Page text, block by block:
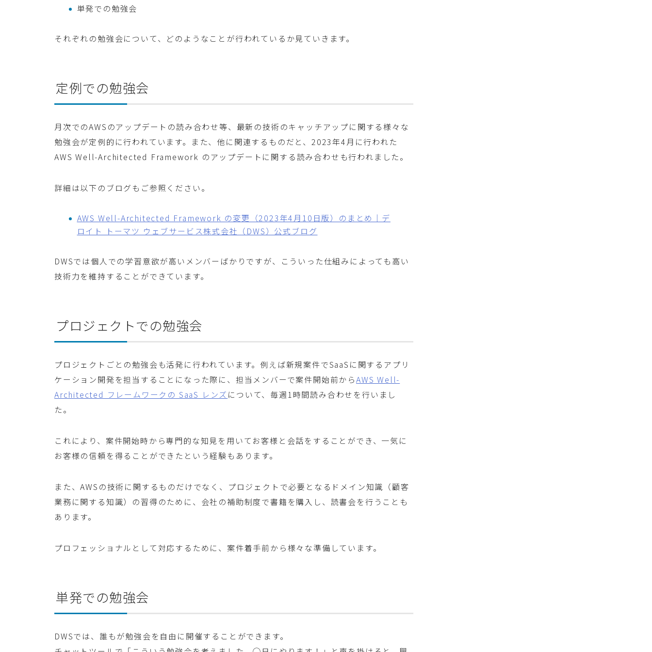
単発での勉強会
それぞれの勉強会について、どのようなことが行われているか見ていきます。
定例での勉強会
月次でのAWSのアップデートの読み合わせ等、最新の技術のキャッチアップに関する様々な
勉強会が定例的に行われています。また、他に関連するものだと、2023年4月に行われた
AWS Well-Architected Framework のアップデートに関する読み合わせも行われました。
詳細は以下のブログもご参照ください。
AWS Well-Architected Framework の変更（2023年4月10日版）のまとめ｜デ
ロイト トーマツ ウェブサービス株式会社（DWS）公式ブログ
DWSでは個人での学習意欲が高いメンバーばかりですが、こういった仕組みによっても高い
技術力を維持することができています。
プロジェクトでの勉強会
プロジェクトごとの勉強会も活発に行われています。例えば新規案件でSaaSに関するアプリ
ケーション開発を担当することになった際に、担当メンバーで案件開始前からAWS Well-
Architected フレームワークの SaaS レンズ について、毎週1時間読み合わせを行いまし
た。
これにより、案件開始時から専門的な知見を用いてお客様と会話をすることができ、一気に
お客様の信頼を得ることができたという経験もあります。
また、AWSの技術に関するものだけでなく、プロジェクトで必要となるドメイン知識（顧客
業務に関する知識）の習得のために、会社の補助制度で書籍を購入し、読書会を行うことも
あります。
プロフェッショナルとして対応するために、案件着手前から様々な準備しています。
単発での勉強会
DWSでは、誰もが勉強会を自由に開催することができます。